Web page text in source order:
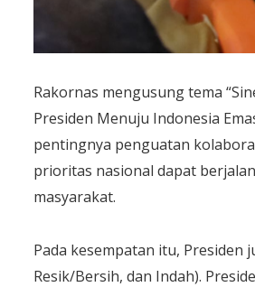
Rakornas mengusung tema
Presiden Menuju Indonesia
pentingnya penguatan
prioritas nasional dapat
masyarakat.
Pada kesempatan itu, Presiden
Resik/Bersih, dan Indah).